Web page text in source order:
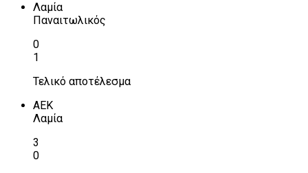
Λαμία
Παναιτωλικός
0
1
Τελικό αποτέλεσμα
ΑΕΚ
Λαμία
3
0